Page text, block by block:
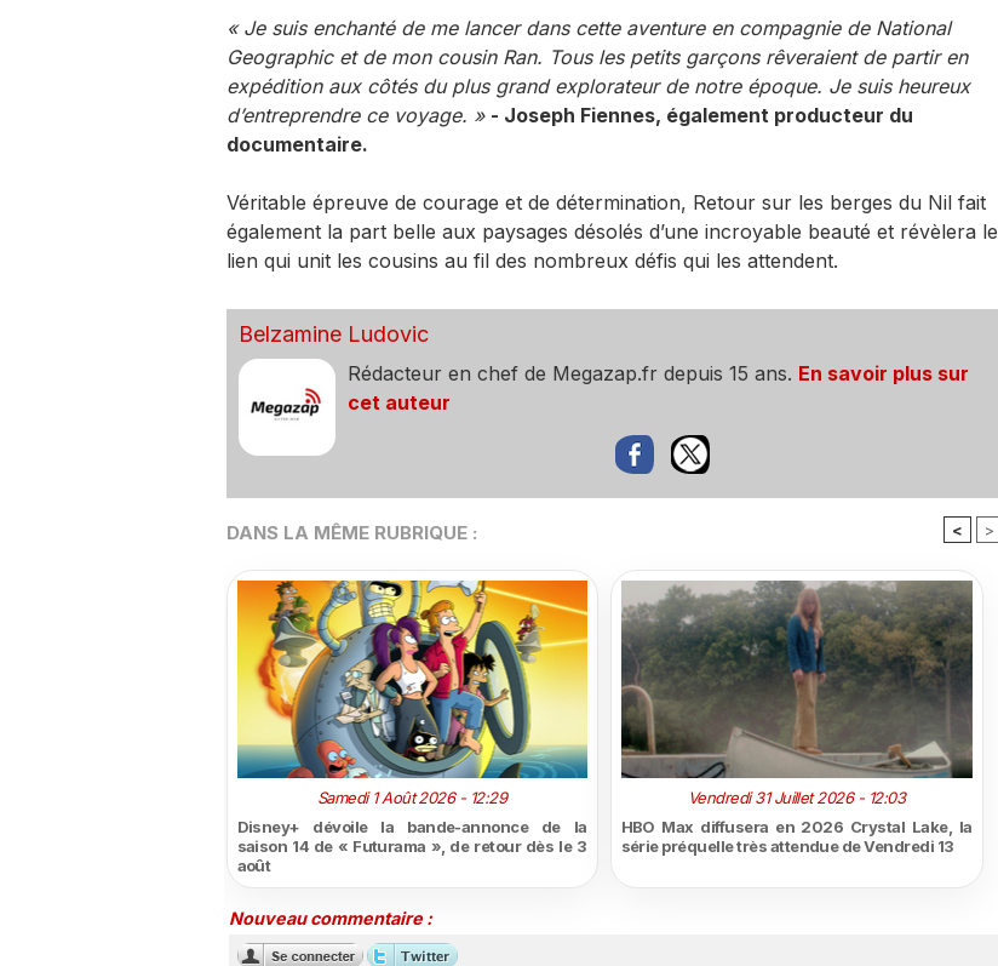
« Je suis enchanté de me lancer dans cette aventure en compagnie de National
Geographic et de mon cousin Ran. Tous les petits garçons rêveraient de partir en
expédition aux côtés du plus grand explorateur de notre époque. Je suis heureux
d’entreprendre ce voyage. » - Joseph Fiennes, également producteur du
documentaire.
Véritable épreuve de courage et de détermination, Retour sur les berges du Nil fait
également la part belle aux paysages désolés d’une incroyable beauté et révèlera le
lien qui unit les cousins au fil des nombreux défis qui les attendent.
Belzamine Ludovic
Rédacteur en chef de Megazap.fr depuis 15 ans. En savoir plus sur
cet auteur
DANS LA MÊME RUBRIQUE : < >
Samedi 1 Août 2026 - 12:29
Disney+ dévoile la bande-annonce de la
saison 14 de « Futurama », de retour dès le 3
août
Vendredi 31 Juillet 2026 - 12:03
HBO Max diffusera en 2026 Crystal Lake, la
série préquelle très attendue de Vendredi 13
Nouveau commentaire :